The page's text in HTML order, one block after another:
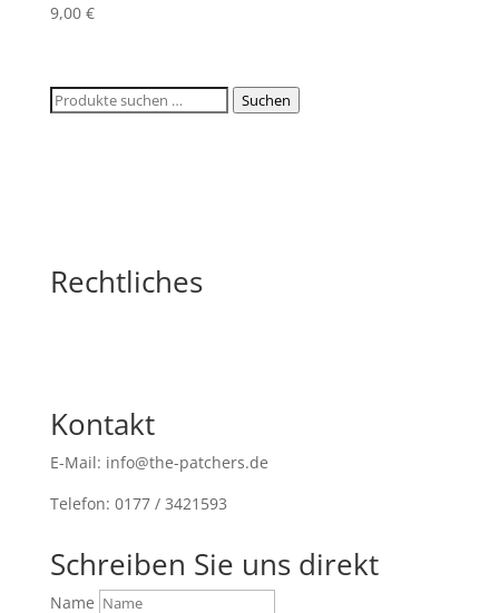
9,00 €
Suchen
Suchen
Rechtliches
Kontakt
E-Mail: info@the-patchers.de
Telefon: 0177 / 3421593
Schreiben Sie uns direkt
Name